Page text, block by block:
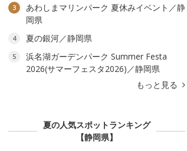
3
あわしまマリンパーク 夏休みイベント／静
岡県
4 夏の銀河／静岡県
5
浜名湖ガーデンパーク Summer Festa
2026(サマーフェスタ2026)／静岡県
もっと見る
夏の人気スポットランキング
【静岡県】